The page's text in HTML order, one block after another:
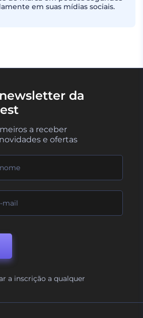
em suas mídias sociais.
da
a receber
e ofertas
a inscrição a qualquer